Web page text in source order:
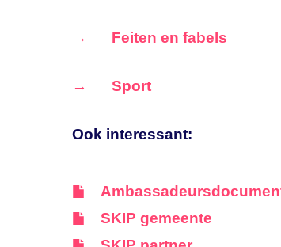
Feiten en fabels
Sport
Ook interessant:
SKIP gemeente